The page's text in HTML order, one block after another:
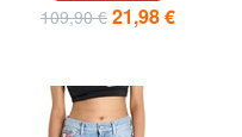
109,90 € 21,98 €